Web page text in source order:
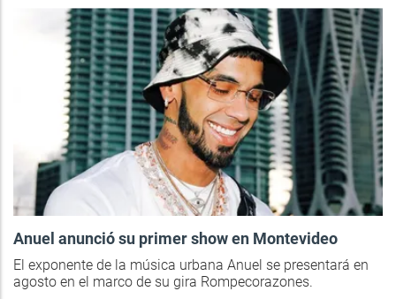
Anuel anunció su primer show en Montevideo
El exponente de la música urbana Anuel se presentará en
agosto en el marco de su gira Rompecorazones.